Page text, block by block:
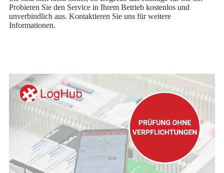
Probieren Sie den Service in Ihrem Betrieb kostenlos und
unverbindlich aus. Kontaktieren Sie uns für weitere
Informationen.